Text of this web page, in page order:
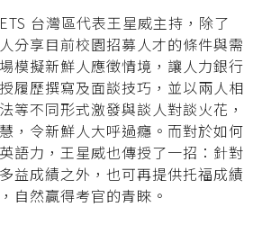
台灣區代表王星威主持，除了
分享目前校園招募人才的條件與需
模擬新鮮人應徵情境，讓人力銀行
履歷撰寫及面談技巧，並以兩人相
等不同形式激發與談人對談火花，
，令新鮮人大呼過癮。而對於如何
語力，王星威也傳授了一招：針對
益成績之外，也可再提供托福成績
自然贏得考官的青睞。